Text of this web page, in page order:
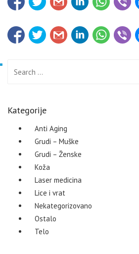
Kategorije
Anti Aging
Grudi – Muške
Grudi – Ženske
Koža
Laser medicina
Lice i vrat
Nekategorizovano
Ostalo
Telo